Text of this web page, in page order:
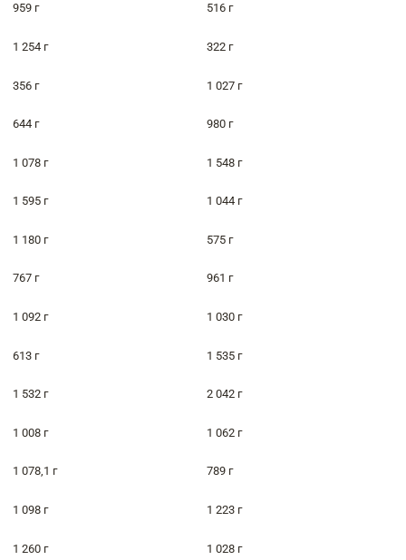
959 г 516 г
1 254 г 322 г
356 г 1 027 г
644 г 980 г
1 078 г 1 548 г
1 595 г 1 044 г
1 180 г 575 г
767 г 961 г
1 092 г 1 030 г
613 г 1 535 г
1 532 г 2 042 г
1 008 г 1 062 г
1 078,1 г 789 г
1 098 г 1 223 г
1 260 г 1 028 г